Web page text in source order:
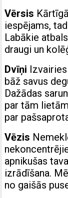
Vērsis
iespējams,
Labākie
draugi un
Dvīņi
bāž savus
Dažādas
par tām
par
Vēzis
apnikušas
izrādīšana.
no gaišās